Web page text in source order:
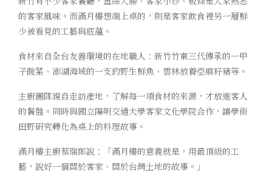
的客家風味。而滿月樓想端上桌的，則是客家飲食裡另一層鮮
少被看見的工藝與底蘊。
食材來自全台友善環境的在地職人：新竹竹東三代傳承的一甲
子酸菜、澎湖海域的一支釣野生鮮魚、雲林放養亞麻籽豬等。
主廚團隊親自走訪產地，了解每一項食材的來源，才放進客人
的餐盤。同時與國立陽明交通大學客家文化學院合作，讓學術
田野研究轉化為桌上的料理故事。
滿月樓主廚蔡瑞郎說：「滿月樓的意義就是，用最頂級的工
藝，說好一個關於客家、關於台灣土地的故事。」